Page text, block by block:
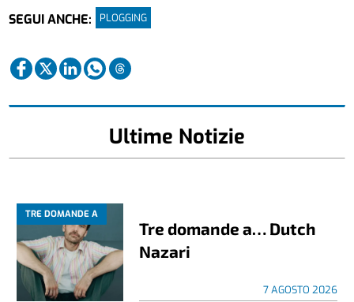
SEGUI ANCHE:
PLOGGING
Ultime Notizie
TRE DOMANDE A
Tre domande a… Dutch
Nazari
7 AGOSTO 2026